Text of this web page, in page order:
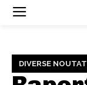
DIVERSE